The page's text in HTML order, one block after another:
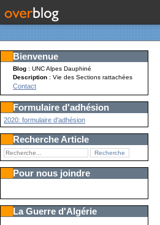
Bienvenue
Blog : UNC Alpes Dauphiné
Description: Vie des Sections rattachées
Contact
Formulaire d'adhésion
2020: formulaire d'adhésion
Recherche Article
Pour nous joindre
La Guerre d'Algérie